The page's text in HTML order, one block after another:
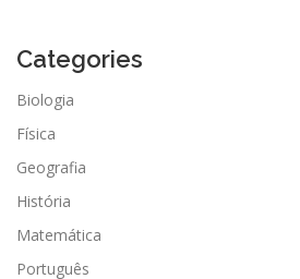
Categories
Biologia
Física
Geografia
História
Matemática
Português